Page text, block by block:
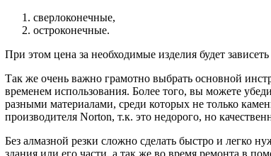
сверлоконечные,
остроконечные.
При этом цена за необходимые изделия будет
Так же очень важно грамотно выбрать основной
временем использования. Более того, вы можете
разными материалами, среди которых не только
производителя Norton, т.к. это недорого, но
Без алмазной резки сложно сделать быстро и легко
здания или его части, а так же во время ремонта в